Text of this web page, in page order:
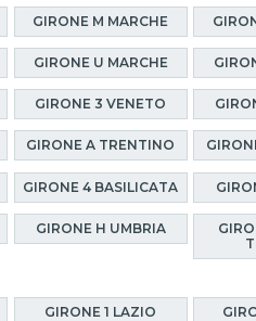
GIRONE M MARCHE
GIRONE U MARCHE
GIRONE 3 VENETO
GIRONE A TRENTINO
GIRONE 4 BASILICATA
GIRONE H UMBRIA
GIRONE 1 LAZIO